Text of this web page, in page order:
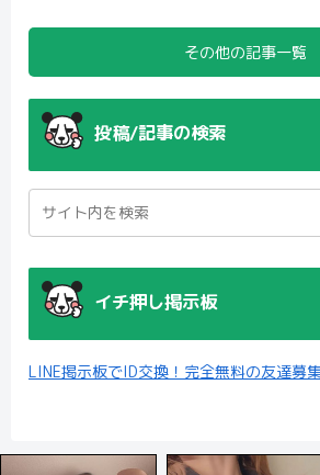
その他の記事一覧
投稿/記事の検索
イチ押し掲示板
LINE掲示板でID交換！完全無料の友達募